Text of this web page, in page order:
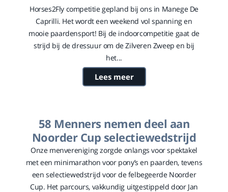
Horses2Fly competitie gepland bij ons in Manege De
Caprilli. Het wordt een weekend vol spanning en
mooie paardensport! Bij de indoorcompetitie gaat de
strijd bij de dressuur om de Zilveren Zweep en bij
het...
Lees meer
58 Menners nemen deel aan
Noorder Cup selectiewedstrijd
Onze menvereniging zorgde onlangs voor spektakel
met een minimarathon voor pony’s en paarden, tevens
een selectiewedstrijd voor de felbegeerde Noorder
Cup. Het parcours, vakkundig uitgestippeld door Jan